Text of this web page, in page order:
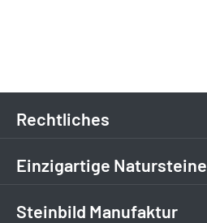
Rechtliches
Einzigartige Natursteine
Steinbild Manufaktur